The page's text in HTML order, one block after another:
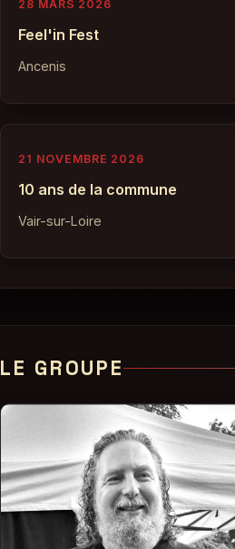
28 MARS 2026
Feel'in Fest
Ancenis
21 NOVEMBRE 2026
10 ans de la commune
Vair-sur-Loire
LE GROUPE